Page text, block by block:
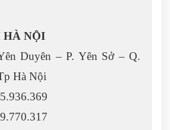
HÀ NỘI
Duyên – P. Yên Sở – Q.
Hà Nội